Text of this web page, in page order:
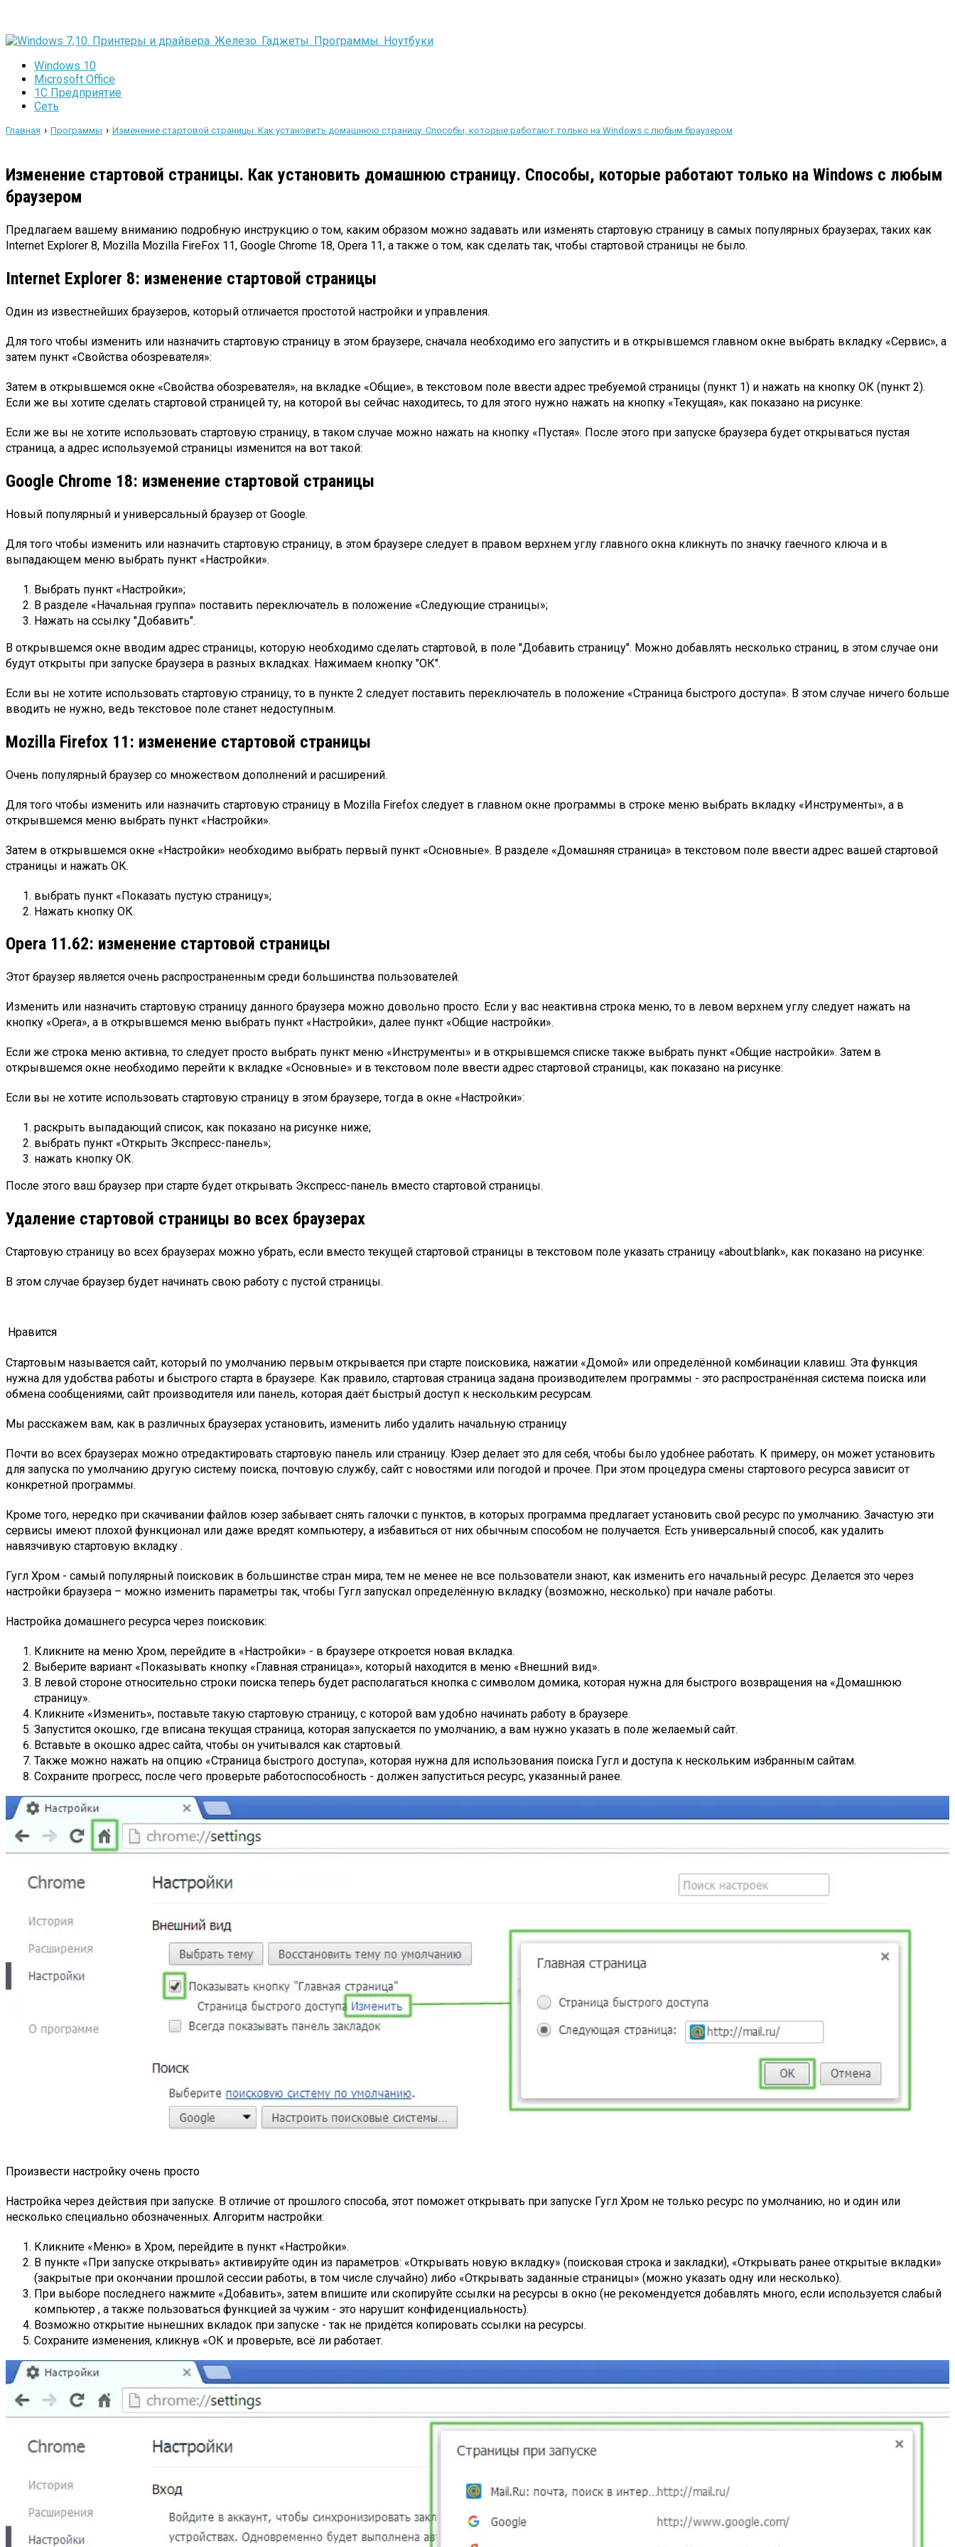
Windows 10
Microsoft Office
1C Предприятие
Сеть
Главная › Программы › Изменение стартовой страницы. Как установить домашнюю страницу. Способы, которые работают только на Windows с любым браузером
Изменение стартовой страницы. Как установить домашнюю страницу. Способы, которые работают только на Windows с любым
браузером
Предлагаем вашему вниманию подробную инструкцию о том, каким образом можно задавать или изменять стартовую страницу в самых популярных браузерах, таких как
Internet Explorer 8, Mozilla Mozilla FireFox 11, Google Chrome 18, Opera 11, а также о том, как сделать так, чтобы стартовой страницы не было.
Internet Explorer 8: изменение стартовой страницы
Один из известнейших браузеров, который отличается простотой настройки и управления.
Для того чтобы изменить или назначить стартовую страницу в этом браузере, сначала необходимо его запустить и в открывшемся главном окне выбрать вкладку «Сервис», а
затем пункт «Свойства обозревателя»:
Затем в открывшемся окне «Свойства обозревателя», на вкладке «Общие», в текстовом поле ввести адрес требуемой страницы (пункт 1) и нажать на кнопку ОК (пункт 2).
Если же вы хотите сделать стартовой страницей ту, на которой вы сейчас находитесь, то для этого нужно нажать на кнопку «Текущая», как показано на рисунке:
Если же вы не хотите использовать стартовую страницу, в таком случае можно нажать на кнопку «Пустая». После этого при запуске браузера будет открываться пустая
страница, а адрес используемой страницы изменится на вот такой:
Google Chrome 18: изменение стартовой страницы
Новый популярный и универсальный браузер от Google.
Для того чтобы изменить или назначить стартовую страницу, в этом браузере следует в правом верхнем углу главного окна кликнуть по значку гаечного ключа и в
выпадающем меню выбрать пункт «Настройки».
Выбрать пункт «Настройки»;
В разделе «Начальная группа» поставить переключатель в положение «Следующие страницы»;
Нажать на ссылку "Добавить".
В открывшемся окне вводим адрес страницы, которую необходимо сделать стартовой, в поле "Добавить страницу". Можно добавлять несколько страниц, в этом случае они
будут открыты при запуске браузера в разных вкладках. Нажимаем кнопку "ОК".
Если вы не хотите использовать стартовую страницу, то в пункте 2 следует поставить переключатель в положение «Страница быстрого доступа». В этом случае ничего больше
вводить не нужно, ведь текстовое поле станет недоступным.
Mozilla Firefox 11: изменение стартовой страницы
Очень популярный браузер со множеством дополнений и расширений.
Для того чтобы изменить или назначить стартовую страницу в Mozilla Firefox следует в главном окне программы в строке меню выбрать вкладку «Инструменты», а в
открывшемся меню выбрать пункт «Настройки».
Затем в открывшемся окне «Настройки» необходимо выбрать первый пункт «Основные». В разделе «Домашняя страница» в текстовом поле ввести адрес вашей стартовой
страницы и нажать ОК.
выбрать пункт «Показать пустую страницу»;
Нажать кнопку ОК.
Opera 11.62: изменение стартовой страницы
Этот браузер является очень распространенным среди большинства пользователей.
Изменить или назначить стартовую страницу данного браузера можно довольно просто. Если у вас неактивна строка меню, то в левом верхнем углу следует нажать на
кнопку «Opera», а в открывшемся меню выбрать пункт «Настройки», далее пункт «Общие настройки».
Если же строка меню активна, то следует просто выбрать пункт меню «Инструменты» и в открывшемся списке также выбрать пункт «Общие настройки». Затем в
открывшемся окне необходимо перейти к вкладке «Основные» и в текстовом поле ввести адрес стартовой страницы, как показано на рисунке:
Если вы не хотите использовать стартовую страницу в этом браузере, тогда в окне «Настройки»:
раскрыть выпадающий список, как показано на рисунке ниже;
выбрать пункт «Открыть Экспресс-панель»;
нажать кнопку ОК.
После этого ваш браузер при старте будет открывать Экспресс-панель вместо стартовой страницы.
Удаление стартовой страницы во всех браузерах
Стартовую страницу во всех браузерах можно убрать, если вместо текущей стартовой страницы в текстовом поле указать страницу «about:blank», как показано на рисунке:
В этом случае браузер будет начинать свою работу с пустой страницы.
Нравится
Стартовым называется сайт, который по умолчанию первым открывается при старте поисковика, нажатии «Домой» или определённой комбинации клавиш. Эта функция
нужна для удобства работы и быстрого старта в браузере. Как правило, стартовая страница задана производителем программы - это распространённая система поиска или
обмена сообщениями, сайт производителя или панель, которая даёт быстрый доступ к нескольким ресурсам.
Мы расскажем вам, как в различных браузерах установить, изменить либо удалить начальную страницу
Почти во всех браузерах можно отредактировать стартовую панель или страницу. Юзер делает это для себя, чтобы было удобнее работать. К примеру, он может установить
для запуска по умолчанию другую систему поиска, почтовую службу, сайт с новостями или погодой и прочее. При этом процедура смены стартового ресурса зависит от
конкретной программы.
Кроме того, нередко при скачивании файлов юзер забывает снять галочки с пунктов, в которых программа предлагает установить свой ресурс по умолчанию. Зачастую эти
сервисы имеют плохой функционал или даже вредят компьютеру, а избавиться от них обычным способом не получается. Есть универсальный способ, как удалить
навязчивую стартовую вкладку .
Гугл Хром - самый популярный поисковик в большинстве стран мира, тем не менее не все пользователи знают, как изменить его начальный ресурс. Делается это через
настройки браузера – можно изменить параметры так, чтобы Гугл запускал определённую вкладку (возможно, несколько) при начале работы.
Настройка домашнего ресурса через поисковик:
Кликните на меню Хром, перейдите в «Настройки» - в браузере откроется новая вкладка.
Выберите вариант «Показывать кнопку «Главная страница»», который находится в меню «Внешний вид».
В левой стороне относительно строки поиска теперь будет располагаться кнопка с символом домика, которая нужна для быстрого возвращения на «Домашнюю
страницу».
Кликните «Изменить», поставьте такую стартовую страницу, с которой вам удобно начинать работу в браузере.
Запустится окошко, где вписана текущая страница, которая запускается по умолчанию, а вам нужно указать в поле желаемый сайт.
Вставьте в окошко адрес сайта, чтобы он учитывался как стартовый.
Также можно нажать на опцию «Страница быстрого доступа», которая нужна для использования поиска Гугл и доступа к нескольким избранным сайтам.
Сохраните прогресс, после чего проверьте работоспособность - должен запуститься ресурс, указанный ранее.
Произвести настройку очень просто
Настройка через действия при запуске. В отличие от прошлого способа, этот поможет открывать при запуске Гугл Хром не только ресурс по умолчанию, но и один или
несколько специально обозначенных. Алгоритм настройки:
Кликните «Меню» в Хром, перейдите в пункт «Настройки».
В пункте «При запуске открывать» активируйте один из параметров: «Открывать новую вкладку» (поисковая строка и закладки), «Открывать ранее открытые вкладки»
(закрытые при окончании прошлой сессии работы, в том числе случайно) либо «Открывать заданные страницы» (можно указать одну или несколько).
При выборе последнего нажмите «Добавить», затем впишите или скопируйте ссылки на ресурсы в окно (не рекомендуется добавлять много, если используется слабый
компьютер , а также пользоваться функцией за чужим - это нарушит конфиденциальность).
Возможно открытие нынешних вкладок при запуске - так не придётся копировать ссылки на ресурсы.
Сохраните изменения, кликнув «ОК и проверьте, всё ли работает.